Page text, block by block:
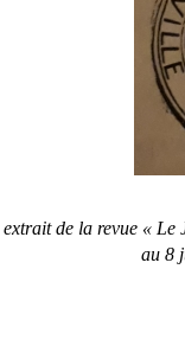
extrait de la revue « Le
au 8